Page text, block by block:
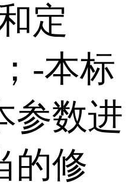
定
-本标
参数进
的修